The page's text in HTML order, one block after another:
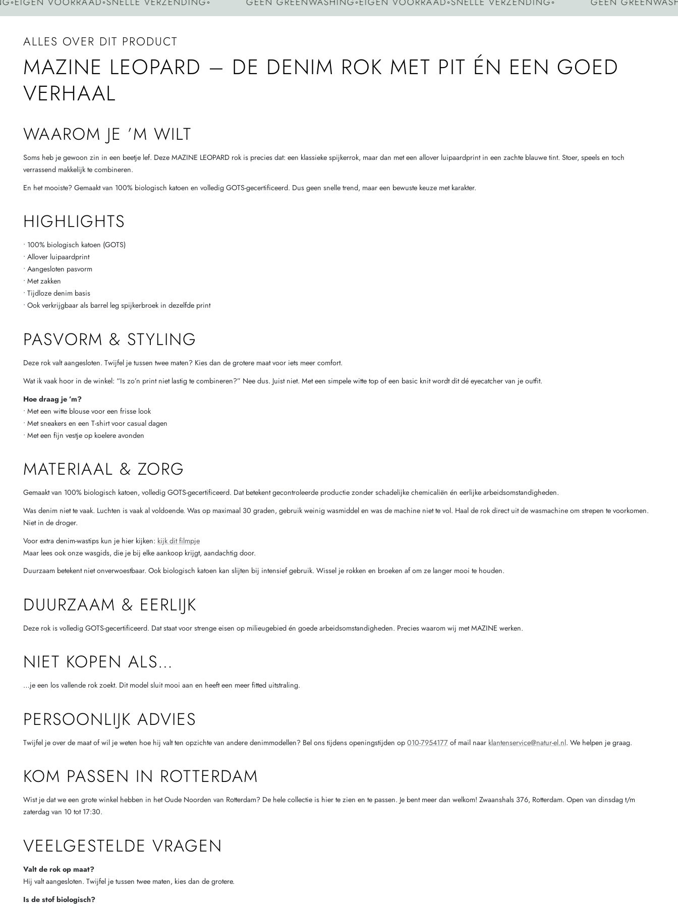
ALLES OVER DIT PRODUCT
MAZINE LEOPARD – DE DENIM ROK MET PIT ÉN EEN GOED
VERHAAL
WAAROM JE ’M WILT
Soms heb je gewoon zin in een beetje lef. Deze MAZINE LEOPARD rok is precies dat: een klassieke spijkerrok, maar dan met een allover luipaardprint in een zachte blauwe tint. Stoer, speels en toch
verrassend makkelijk te combineren.
En het mooiste? Gemaakt van 100% biologisch katoen en volledig GOTS-gecertificeerd. Dus geen snelle trend, maar een bewuste keuze met karakter.
HIGHLIGHTS
• 100% biologisch katoen (GOTS)
• Allover luipaardprint
• Aangesloten pasvorm
• Met zakken
• Tijdloze denim basis
• Ook verkrijgbaar als barrel leg spijkerbroek in dezelfde print
PASVORM & STYLING
Deze rok valt aangesloten. Twijfel je tussen twee maten? Kies dan de grotere maat voor iets meer comfort.
Wat ik vaak hoor in de winkel: “Is zo’n print niet lastig te combineren?” Nee dus. Juist niet. Met een simpele witte top of een basic knit wordt dit dé eyecatcher van je outfit.
Hoe draag je ’m?
• Met een witte blouse voor een frisse look
• Met sneakers en een T-shirt voor casual dagen
• Met een fijn vestje op koelere avonden
MATERIAAL & ZORG
Gemaakt van 100% biologisch katoen, volledig GOTS-gecertificeerd. Dat betekent gecontroleerde productie zonder schadelijke chemicaliën én eerlijke arbeidsomstandigheden.
Was denim niet te vaak. Luchten is vaak al voldoende. Was op maximaal 30 graden, gebruik weinig wasmiddel en was de machine niet te vol. Haal de rok direct uit de wasmachine om strepen te voorkomen.
Niet in de droger.
Voor extra denim-wastips kun je hier kijken: kijk dit filmpje
Maar lees ook onze wasgids, die je bij elke aankoop krijgt, aandachtig door.
Duurzaam betekent niet onverwoestbaar. Ook biologisch katoen kan slijten bij intensief gebruik. Wissel je rokken en broeken af om ze langer mooi te houden.
DUURZAAM & EERLIJK
Deze rok is volledig GOTS-gecertificeerd. Dat staat voor strenge eisen op milieugebied én goede arbeidsomstandigheden. Precies waarom wij met MAZINE werken.
NIET KOPEN ALS…
…je een los vallende rok zoekt. Dit model sluit mooi aan en heeft een meer fitted uitstraling.
PERSOONLIJK ADVIES
Twijfel je over de maat of wil je weten hoe hij valt ten opzichte van andere denimmodellen? Bel ons tijdens openingstijden op 010-7954177 of mail naar klantenservice@natur-el.nl. We helpen je graag.
KOM PASSEN IN ROTTERDAM
Wist je dat we een grote winkel hebben in het Oude Noorden van Rotterdam? De hele collectie is hier te zien en te passen. Je bent meer dan welkom! Zwaanshals 376, Rotterdam. Open van dinsdag t/m
zaterdag van 10 tot 17:30.
VEELGESTELDE VRAGEN
Valt de rok op maat?
Hij valt aangesloten. Twijfel je tussen twee maten, kies dan de grotere.
Is de stof biologisch?